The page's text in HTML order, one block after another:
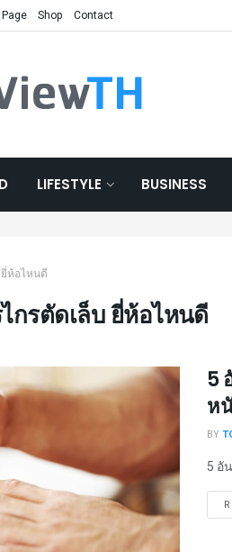
Shop Contact
LIFESTYLE BUSINESS
ยี่ห้อไหนดี
กรตัดเล็บ ยี่ห้อไหนดี
5
ห
BY
5 อั